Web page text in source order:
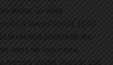
abans, un llibre
(La Gaya Ciencia, 1975).
la situació jurídica de les
drets de tota mena,
d’edat, malgrat que